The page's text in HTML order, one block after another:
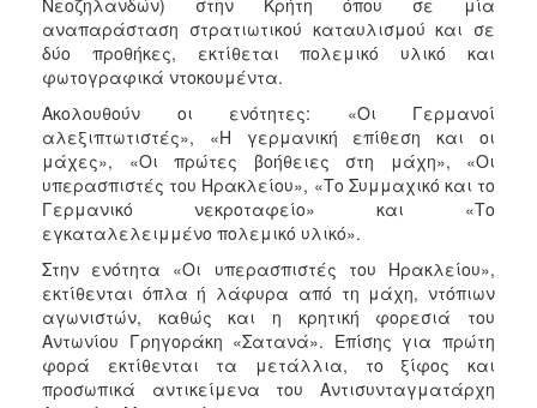
Νεοζηλανδών) στην Κρήτη όπου σε μία
αναπαράσταση στρατιωτικού καταυλισμού και σε
δύο προθήκες, εκτίθεται πολεμικό υλικό και
φωτογραφικά ντοκουμέντα.
Ακολουθούν οι ενότητες: «Οι Γερμανοί
αλεξιπτωτιστές», «Η γερμανική επίθεση και οι
μάχες», «Οι πρώτες βοήθειες στη μάχη», «Οι
υπερασπιστές του Ηρακλείου», «Το Συμμαχικό και το
Γερμανικό νεκροταφείο» και «Το
εγκαταλελειμμένο πολεμικό υλικό».
Στην ενότητα «Οι υπερασπιστές του Ηρακλείου»,
εκτίθενται όπλα ή λάφυρα από τη μάχη, ντόπιων
αγωνιστών, καθώς και η κρητική φορεσιά του
Αντωνίου Γρηγοράκη «Σατανά». Επίσης για πρώτη
φορά εκτίθενται τα μετάλλια, το ξίφος και
προσωπικά αντικείμενα του Αντισυνταγματάρχη